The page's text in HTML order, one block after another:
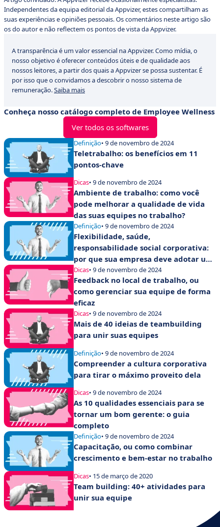
Independentes da equipa editorial da Appvizer, estes compartilham as
suas experiências e opiniões pessoais. Os comentários neste artigo são
os do autor e não reflectem os pontos de vista da Appvizer.
A transparência é um valor essencial na Appvizer. Como mídia, o
nosso objetivo é oferecer conteúdos úteis e de qualidade aos
nossos leitores, a partir dos quais a Appvizer se possa sustentar. É
por isso que o convidamos a descobrir o nosso sistema de
remuneração.Saiba mais
Conheça nosso catálogo completo de Employee Wellness
Ver todos os softwares
Definição• 9 de novembro de 2024
Teletrabalho: os benefícios em 11
pontos-chave
Dicas• 9 de novembro de 2024
Ambiente de trabalho: como você
pode melhorar a qualidade de vida
das suas equipes no trabalho?
Definição• 9 de novembro de 2024
Flexibilidade, saúde,
responsabilidade social corporativa:
por que sua empresa deve adotar um
plano de mobilidade do empregador
Dicas• 9 de novembro de 2024
Feedback no local de trabalho, ou
como gerenciar sua equipe de forma
eficaz
Dicas• 9 de novembro de 2024
Mais de 40 ideias de teambuilding
para unir suas equipes
Definição• 9 de novembro de 2024
Compreender a cultura corporativa
para tirar o máximo proveito dela
Dicas• 9 de novembro de 2024
As 10 qualidades essenciais para se
tornar um bom gerente: o guia
completo
Definição• 9 de novembro de 2024
Capacitação, ou como combinar
crescimento e bem-estar no trabalho
Dicas• 15 de março de 2020
Team building: 40+ atividades para
unir sua equipe